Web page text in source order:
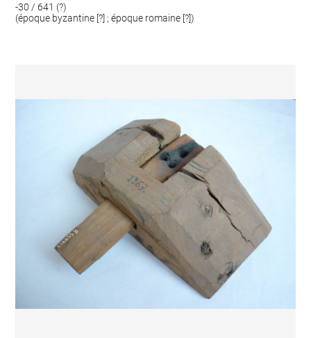
-30 / 641 (?)
(époque byzantine [?] ; époque romaine [?])